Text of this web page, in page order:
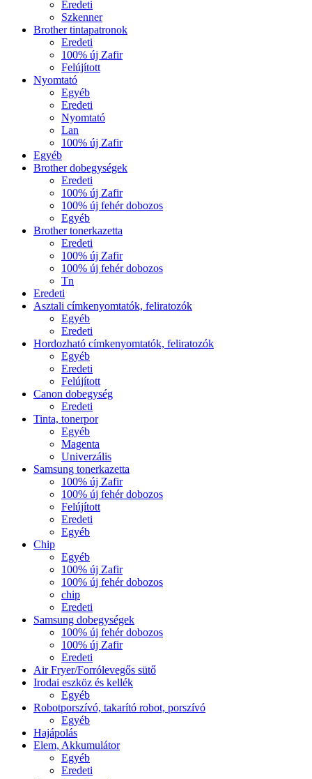
Eredeti
Szkenner
Brother tintapatronok
Eredeti
100% új Zafir
Felújított
Nyomtató
Egyéb
Eredeti
Nyomtató
Lan
100% új Zafir
Egyéb
Brother dobegységek
Eredeti
100% új Zafir
100% új fehér dobozos
Egyéb
Brother tonerkazetta
Eredeti
100% új Zafir
100% új fehér dobozos
Tn
Eredeti
Asztali címkenyomtatók, feliratozók
Egyéb
Eredeti
Hordozható címkenyomtatók, feliratozók
Egyéb
Eredeti
Felújított
Canon dobegység
Eredeti
Tinta, tonerpor
Egyéb
Magenta
Univerzális
Samsung tonerkazetta
100% új Zafir
100% új fehér dobozos
Felújított
Eredeti
Egyéb
Chip
Egyéb
100% új Zafir
100% új fehér dobozos
chip
Eredeti
Samsung dobegységek
100% új fehér dobozos
100% új Zafir
Eredeti
Air Fryer/Forrólevegős sütő
Irodai eszköz és kellék
Egyéb
Robotporszívó, takarító robot, porszívó
Egyéb
Hajápolás
Elem, Akkumulátor
Egyéb
Eredeti